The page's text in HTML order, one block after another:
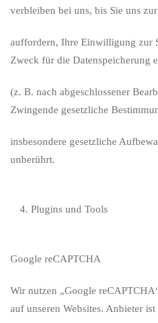
verbleiben bei uns, bis Sie uns
auffordern, Ihre Einwilligung zur
Zweck für die Datenspeicherung
(z. B. nach abgeschlossener
Zwingende gesetzliche
insbesondere gesetzliche
unberührt.
Plugins und Tools
Google reCAPTCHA
Wir nutzen „Google
auf unseren Websites. Anbieter ist